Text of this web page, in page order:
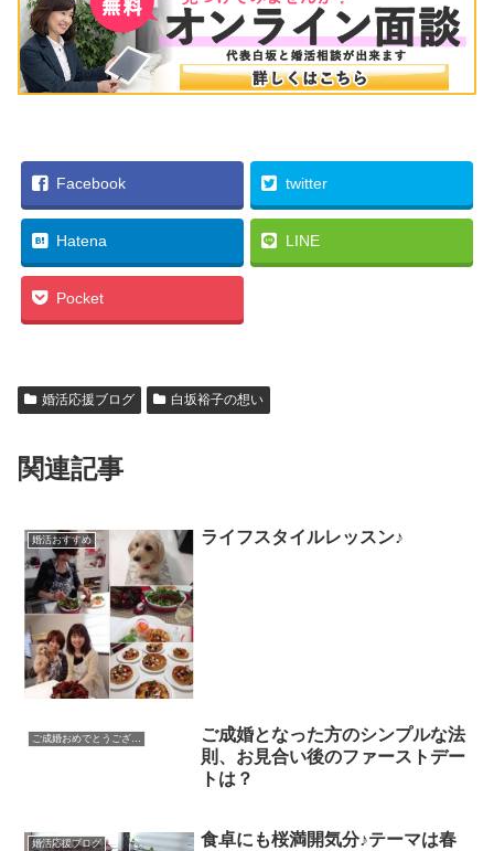
Facebook twitter
Hatena LINE
Pocket
婚活応援ブログ 白坂裕子の想い
関連記事
婚活おすすめ ライフスタイルレッスン♪
ご成婚おめでとうございます
ご成婚となった方のシンプルな法
則、お見合い後のファーストデー
トは？
婚活応援ブログ
食卓にも桜満開気分♪テーマは春